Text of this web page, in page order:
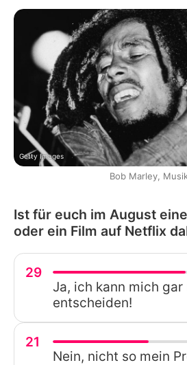
Getty Images
Bob Marley,
Ist für euch im August
oder ein Film auf Netflix
29
Ja, ich kann mich gar
entscheiden!
21
Nein, nicht so mein